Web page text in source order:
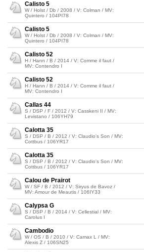
Calisto 5
W / Holst / Db / 2008 / V: Colman / MV:
Quintero / 104PI78
Calisto 5
W / Holst / Db / 2008 / V: Colman / MV:
Quintero / 104PI78
Calisto 52
H / Hann / B / 2014 / V: Comme il faut /
MV: Contendro I
Calisto 52
H / Hann / B / 2014 / V: Comme il faut /
MV: Contendro I
Callas 44
S / DSP / F / 2012 / V: Casskeni II / MV:
Levistano / 106YH79
Calotta 35
S / DSP / B / 2012 / V: Claudio's Son / MV:
Cottbus / 106YR17
Calotta 35
S / DSP / B / 2012 / V: Claudio's Son / MV:
Cottbus / 106YR17
Calou de Prairot
W / SF / B / 2012 / V: Siryus de Bavoz /
MV: Amour de Meautis / 106IY33
Calypsa G
S / DSP / B / 2014 / V: Cellestial / MV:
Carolus I
Cambodio
W / OS / B / 2010 / V: Camax L / MV:
Alexis Z / 106SN25